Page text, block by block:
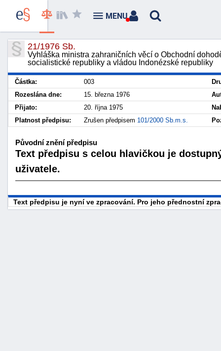
21/1976 Sb.
Vyhláška ministra zahraničních věcí o Obchodní
socialistické republiky a vládou Indonézské republiky
Částka: 003
Rozeslána dne:
15. března 1976
Přijato:
20. října 1975
Platnost předpisu:
Zrušen předpisem 101/2000 Sb.m.s.
Původní znění předpisu
Text předpisu s celou hlavičkou je
uživatele.
Text předpisu je nyní ve zpracování. Pro jeho přednostní
MENU